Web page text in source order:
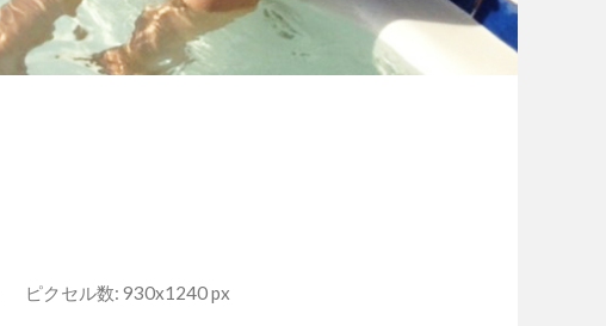
ピクセル数: 930x1240 px